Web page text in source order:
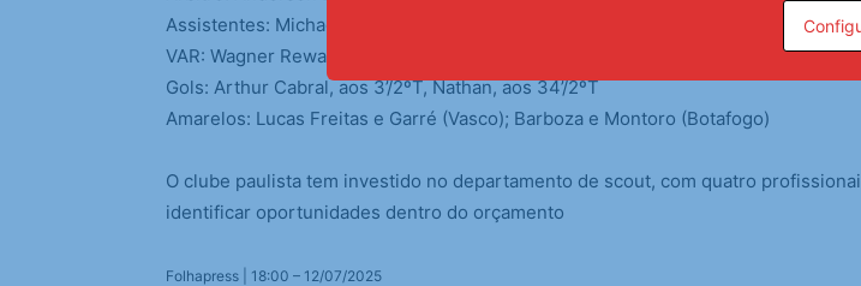
Assistentes: Michael Stanislau e Tiago Augusto Kappes
VAR: Wagner Reway
Gols: Arthur Cabral, aos 3’/2ºT, Nathan, aos 34’/2ºT
Amarelos: Lucas Freitas e Garré (Vasco); Barboza e Montoro (Botafogo)
O clube paulista tem investido no departamento de scout, com quatro
identificar oportunidades dentro do orçamento
Folhapress | 18:00 – 12/07/2025